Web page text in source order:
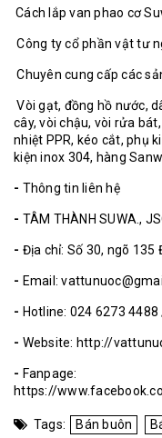
Cách lắp van phao cơ
Công ty cổ phần vật tư
Chuyên cung cấp các
Vòi gạt, đồng hồ nước,
cây, vòi chậu, vòi rửa
nhiệt PPR, kéo cắt, phụ
kiện inox 304, hàng
- Thông tin liên hệ
- TÂM THÀNH SUWA.,
- Địa chỉ: Số 30, ngõ 135
- Email:
- Hotline: 024 6273
- Website: http://
- Fanpage:
https://
Tags: Bán buôn